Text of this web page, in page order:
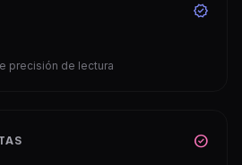
verified
precisión de lectura
check_circle